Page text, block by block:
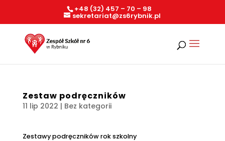
+48 (32) 457 – 70 – 98
sekretariat@zs6rybnik.pl
Zestaw podręczników
11 lip 2022 | Bez kategorii
Zestawy podręczników rok szkolny